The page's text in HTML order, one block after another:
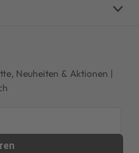
Neuheiten & Aktionen |